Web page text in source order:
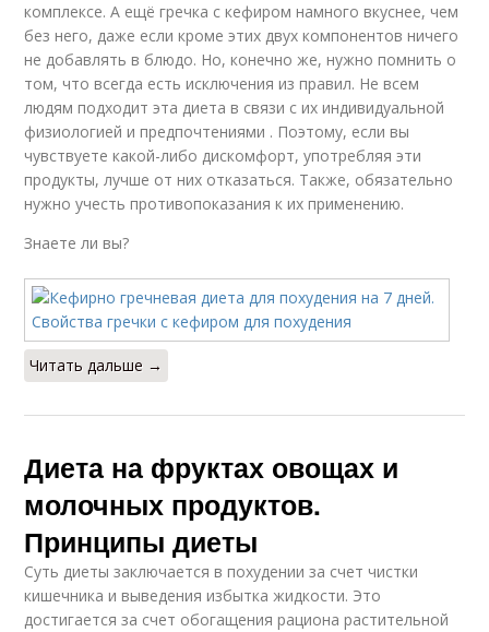
комплексе. А ещё гречка с кефиром намного вкуснее, чем
без него, даже если кроме этих двух компонентов ничего
не добавлять в блюдо. Но, конечно же, нужно помнить о
том, что всегда есть исключения из правил. Не всем
людям подходит эта диета в связи с их индивидуальной
физиологией и предпочтениями . Поэтому, если вы
чувствуете какой-либо дискомфорт, употребляя эти
продукты, лучше от них отказаться. Также, обязательно
нужно учесть противопоказания к их применению.
Знаете ли вы?
Читать дальше →
Диета на фруктах овощах и
молочных продуктов.
Принципы диеты
Суть диеты заключается в похудении за счет чистки
кишечника и выведения избытка жидкости. Это
достигается за счет обогащения рациона растительной